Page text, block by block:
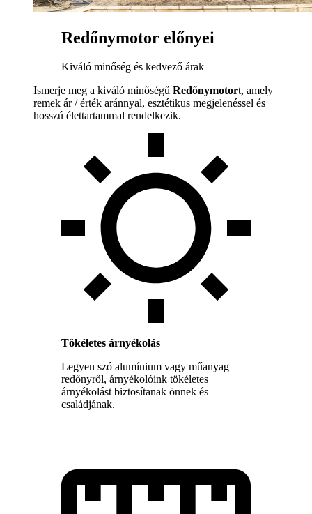
Redőnymotor előnyei
Kiváló minőség és kedvező árak
Ismerje meg a kiváló minőségű Redőnymotort, amely
remek ár / érték aránnyal, esztétikus megjelenéssel és
hosszú élettartammal rendelkezik.
Tökéletes árnyékolás
Legyen szó alumínium vagy műanyag
redőnyről, árnyékolóink tökéletes
árnyékolást biztosítanak önnek és
családjának.